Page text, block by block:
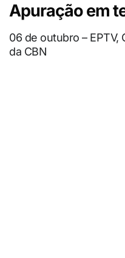
Apuração em
06 de outubro – EPTV,
da CBN